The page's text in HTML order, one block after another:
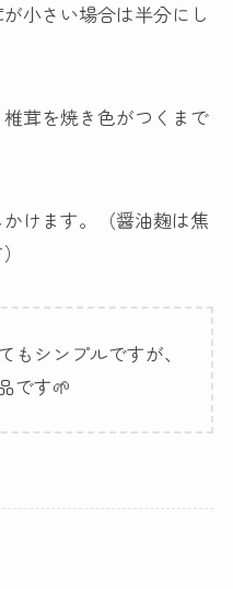
小さい場合は半分にし
茸を焼き色がつくまで
けます。（醤油麹は焦
シンプルですが、
です🌱